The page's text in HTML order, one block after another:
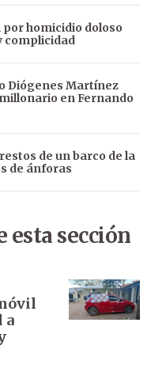
homicidio doloso
complicidad
Diógenes Martínez
en Fernando
de un barco de la
de ánforas
esta sección
a